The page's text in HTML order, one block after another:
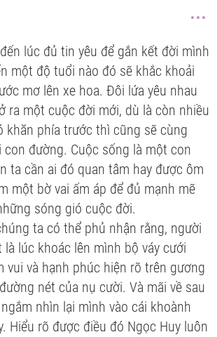
lúc đủ tin yêu để gắn kết đời mình
một độ tuổi nào đó sẽ khắc khoải
mơ lên xe hoa. Đôi lứa yêu nhau
ra một cuộc đời mới, dù là còn nhiều
khăn phía trước thì cũng sẽ cùng
con đường. Cuộc sống là một con
ta cần ai đó quan tâm hay được ôm
một bờ vai ấm áp để đủ mạnh mẽ
sóng gió cuộc đời.
ta có thể phủ nhận rằng, người
là lúc khoác lên mình bộ váy cưới
vui và hạnh phúc hiện rõ trên gương
nét của nụ cười. Và mãi về sau
nhìn lại mình vào cái khoành
Hiểu rõ được điều đó Ngọc Huy luôn